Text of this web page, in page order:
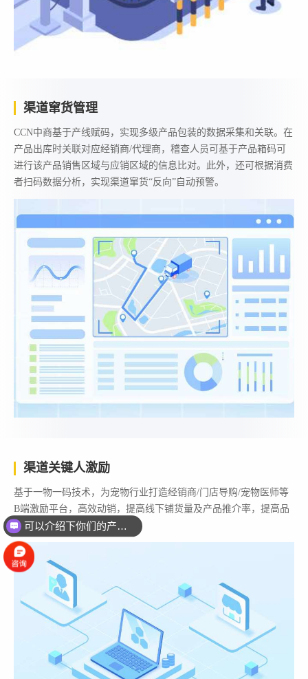
渠道窜货管理
CCN中商基于产线赋码，实现多级产品包装的数据采集和关联。在
产品出库时关联对应经销商/代理商，稽查人员可基于产品箱码可
进行该产品销售区域与应销区域的信息比对。此外，还可根据消费
者扫码数据分析，实现渠道窜货“反向”自动预警。
渠道关键人激励
基于一物一码技术，为宠物行业打造经销商/门店导购/宠物医师等
B端激励平台，高效动销，提高线下铺货量及产品推介率，提高品
牌产品销量。
可以介绍下你们的产品么？